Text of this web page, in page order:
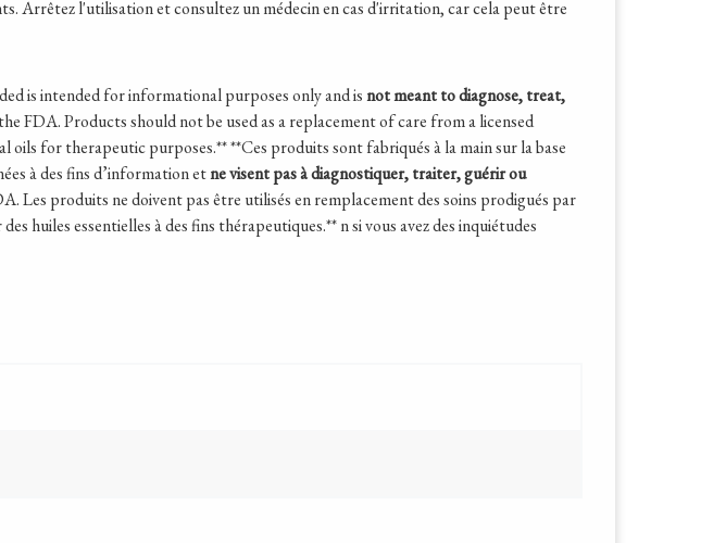
Arrêtez l'utilisation et consultez un médecin en cas d'irritation, car cela peut être
is intended for informational purposes only and isnot meant to diagnose, treat,
FDA. Products should not be used as a replacement of care from a licensed
oils for therapeutic purposes.****Ces produits sont fabriqués à la main sur la base
à des fins d’information etne visent pas à diagnostiquer, traiter, guérir ou
Les produits ne doivent pas être utilisés en remplacement des soins prodigués par
huiles essentielles à des fins thérapeutiques.**n si vous avez des inquiétudes